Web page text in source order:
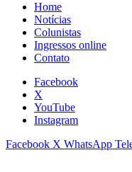
Home
Notícias
Colunistas
Ingressos online
Contato
Facebook
X
YouTube
Instagram
Facebook X WhatsApp